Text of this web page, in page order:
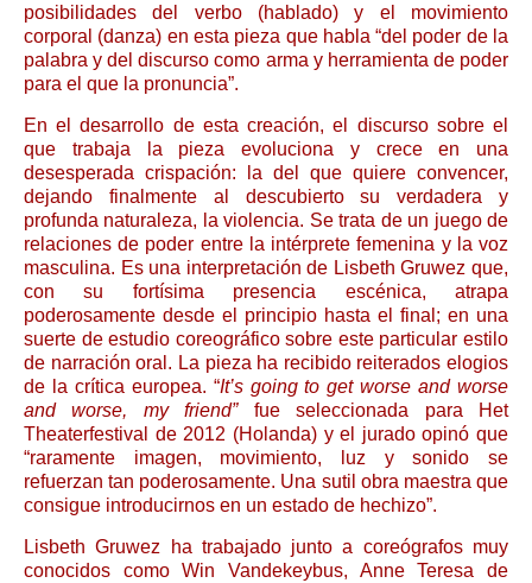
posibilidades del verbo (hablado) y el movimiento
corporal (danza) en esta pieza que habla “del poder de la
palabra y del discurso como arma y herramienta de poder
para el que la pronuncia”.
En el desarrollo de esta creación, el discurso sobre el
que trabaja la pieza evoluciona y crece en una
desesperada crispación: la del que quiere convencer,
dejando finalmente al descubierto su verdadera y
profunda naturaleza, la violencia. Se trata de un juego de
relaciones de poder entre la intérprete femenina y la voz
masculina. Es una interpretación de Lisbeth Gruwez que,
con su fortísima presencia escénica, atrapa
poderosamente desde el principio hasta el final; en una
suerte de estudio coreográfico sobre este particular estilo
de narración oral. La pieza ha recibido reiterados elogios
de la crítica europea. “It’s going to get worse and worse
and worse, my friend”fue seleccionada para Het
Theaterfestival de 2012 (Holanda) y el jurado opinó que
“raramente imagen, movimiento, luz y sonido se
refuerzan tan poderosamente. Una sutil obra maestra que
consigue introducirnos en un estado de hechizo”.
Lisbeth Gruwez ha trabajado junto a coreógrafos muy
conocidos como Win Vandekeybus, Anne Teresa de